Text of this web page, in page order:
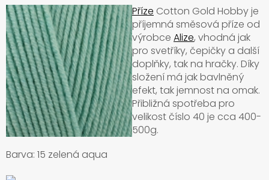
Příze Cotton Gold Hobby je
příjemná směsová příze od
výrobce Alize, vhodná jak
pro svetříky, čepičky a další
doplňky, tak na hračky. Díky
složení má jak bavlněný
efekt, tak jemnost na omak.
Přibližná spotřeba pro
velikost číslo 40 je cca 400-
500g.
Barva: 15 zelená aqua